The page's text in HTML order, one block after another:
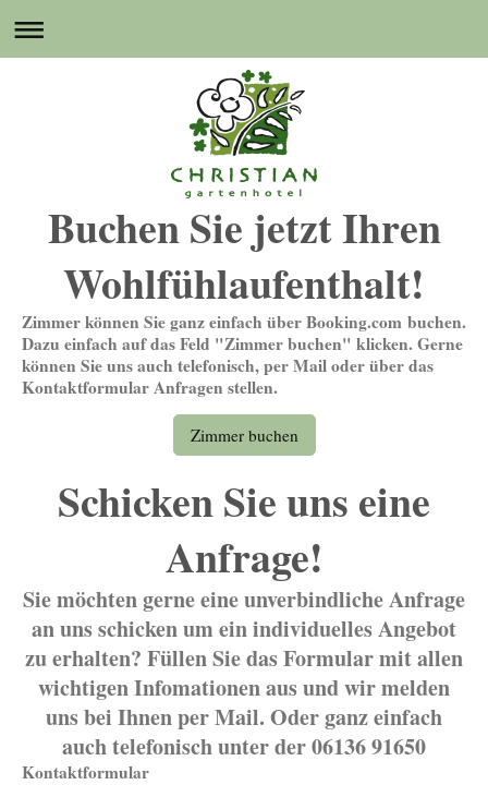
Buchen Sie jetzt Ihren
Wohlfühlaufenthalt!
Zimmer können Sie ganz einfach über Booking.com buchen.
Dazu einfach auf das Feld "Zimmer buchen" klicken. Gerne
können Sie uns auch telefonisch, per Mail oder über das
Kontaktformular Anfragen stellen.
Zimmer buchen
Schicken Sie uns eine
Anfrage!
Sie möchten gerne eine unverbindliche Anfrage
an uns schicken um ein individuelles Angebot
zu erhalten? Füllen Sie das Formular mit allen
wichtigen Infomationen aus und wir melden
uns bei Ihnen per Mail. Oder ganz einfach
auch telefonisch unter der 06136 91650
Kontaktformular